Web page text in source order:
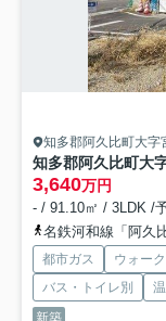
知多郡阿久比町大字
3,640万円
- / 91.10㎡ / 3LDK /
名鉄河和線「阿久
都市ガス ウォー
バス・トイレ別
新築